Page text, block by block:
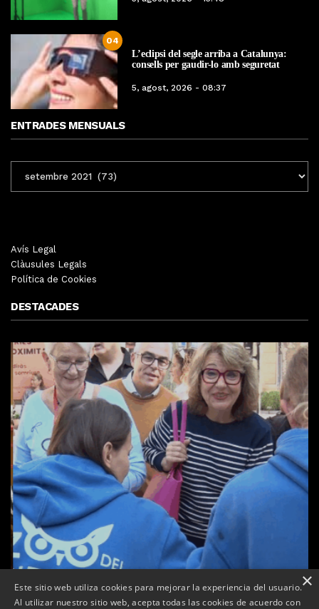
04
L’eclipsi del segle arriba a Catalunya:
consells per gaudir-lo amb seguretat
5, agost, 2026 - 08:37
ENTRADES MENSUALS
MENSUALS
Avís Legal
Clàusules Legals
Política de Cookies
DESTACADES
×
Este sitio web utiliza cookies para mejorar la experiencia del usuario.
Al utilizar nuestro sitio web, acepta todas las cookies de acuerdo con